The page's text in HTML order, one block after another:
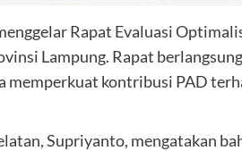
Rapat Evaluasi
Lampung. Rapat
memperkuat kontribusi PAD
Supriyanto, mengatakan